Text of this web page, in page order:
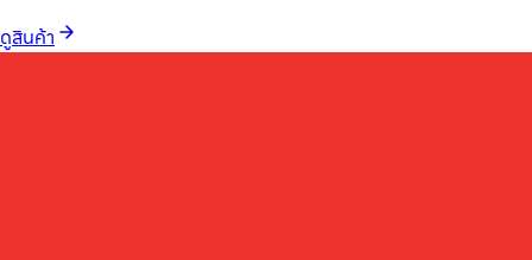
ดูสินค้า